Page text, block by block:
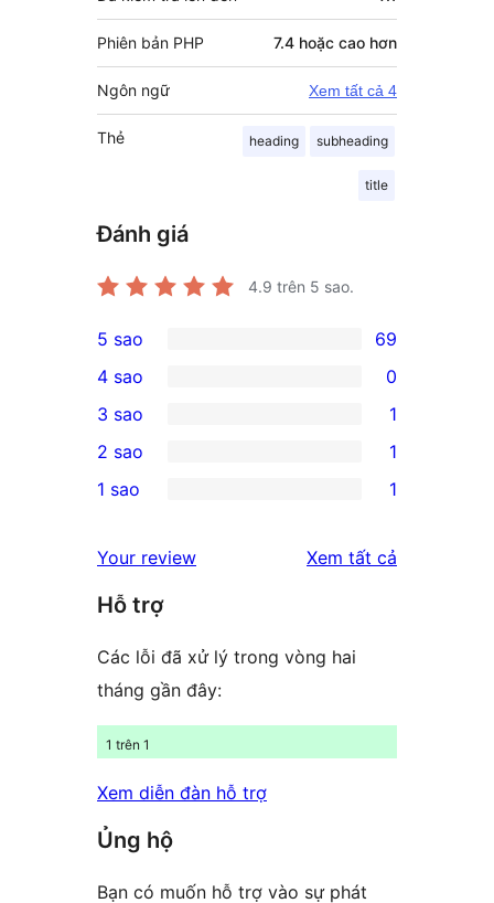
Phiên bản PHP 7.4 hoặc cao hơn
Ngôn ngữ Xem tất cả 4
Thẻ heading subheading
title
Đánh giá
4.9 trên 5 sao.
69
5-
star
reviews
5 sao 69
4-
star
reviews
4 sao 0
1
3-
star
3 sao 1
2-
review
2 sao 1
star
review
1 sao 1
Your review Xem tất cả
Hỗ trợ
Các lỗi đã xử lý trong vòng hai
tháng gần đây:
1 trên 1
Xem diễn đàn hỗ trợ
Ủng hộ
Bạn có muốn hỗ trợ vào sự phát